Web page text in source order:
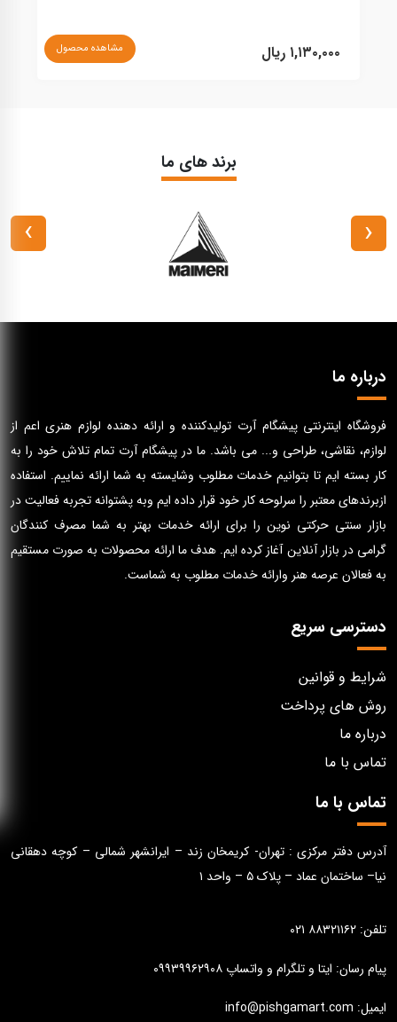
۱,۱۳۰,۰۰۰ ریال مشاهده محصول
برند های ما
‹
›
درباره ما
فروشگاه اینترنتی پیشگام آرت تولیدکننده و ارائه دهنده لوازم هنری اعم از
لوازم، نقاشی، طراحی و... می باشد. ما در پیشگام آرت تمام تلاش خود را به
کار بسته ایم تا بتوانیم خدمات مطلوب وشایسته به شما ارائه نماییم. استفاده
ازبرندهای معتبر را سرلوحه کار خود قرار داده ایم وبه پشتوانه تجربه فعالیت در
بازار سنتی حرکتی نوین را برای ارائه خدمات بهتر به شما مصرف کنندگان
گرامی در بازار آنلاین آغاز کرده ایم. هدف ما ارائه محصولات به صورت مستقیم
به فعالان عرصه هنر وارائه خدمات مطلوب به شماست.
دسترسی سریع
شرایط و قوانین
روش های پرداخت
درباره ما
تماس با ما
تماس با ما
آدرس دفتر مرکزی : تهران- کریمخان زند – ایرانشهر شمالی – کوچه دهقانی
نیا– ساختمان عماد – پلاک ۵ – واحد ۱
تلفن: ۸۸۳۲۱۱۶۲ ۰۲۱
پیام رسان: ایتا و تلگرام و واتساپ ۰۹۹۳۹۹۶۲۹۰۸
ایمیل: info@pishgamart.com